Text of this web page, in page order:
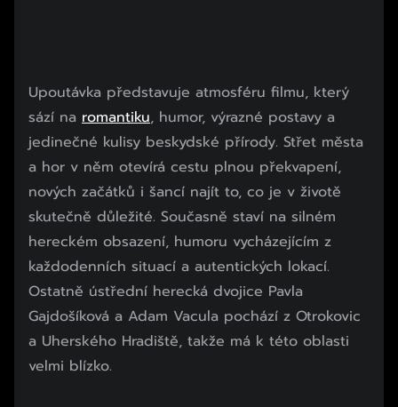
Upoutávka představuje atmosféru filmu, který
sází na romantiku, humor, výrazné postavy a
jedinečné kulisy beskydské přírody. Střet města
a hor v něm otevírá cestu plnou překvapení,
nových začátků i šancí najít to, co je v životě
skutečně důležité. Současně staví na silném
hereckém obsazení, humoru vycházejícím z
každodenních situací a autentických lokací.
Ostatně ústřední herecká dvojice Pavla
Gajdošíková a Adam Vacula pochází z Otrokovic
a Uherského Hradiště, takže má k této oblasti
velmi blízko.